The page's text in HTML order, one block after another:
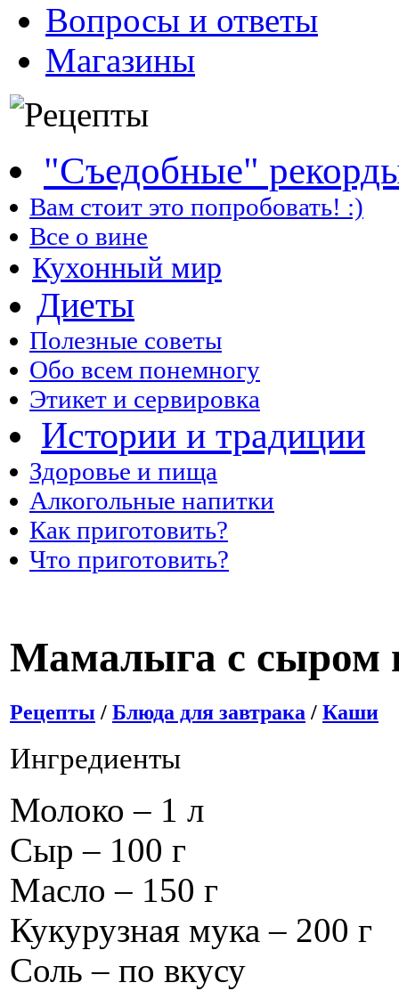
Вопросы и ответы
Магазины
"Съедобные"
Вам стоит это попробовать! :)
Все о вине
Кухонный мир
Диеты
Полезные советы
Обо всем понемногу
Этикет и сервировка
Истории и традиции
Здоровье и пища
Алкогольные напитки
Как приготовить?
Что приготовить?
Мамалыга с сыром
Рецепты / Блюда для завтрака / Каши
Ингредиенты
Молоко – 1 л
Сыр – 100 г
Масло – 150 г
Кукурузная мука – 200 г
Соль – по вкусу